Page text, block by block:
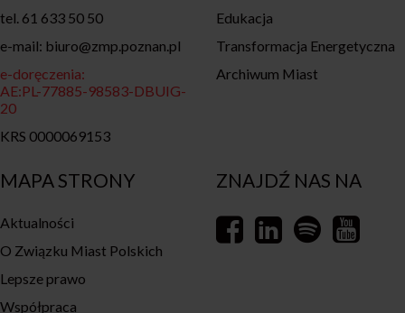
MAPA STRONY
Aktualności
O Związku Miast Polskich
Lepsze prawo
Współpraca
tel. 61 633 50 50
e-mail: biuro@zmp.poznan.pl
e-doręczenia:
AE:PL-77885-98583-DBUIG-
20
KRS 0000069153
Edukacja
Transformacja Energetyczna
Archiwum Miast
ZNAJDŹ NAS NA